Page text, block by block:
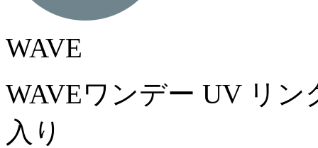
WAVE
WAVEワンデー UV リ
入り